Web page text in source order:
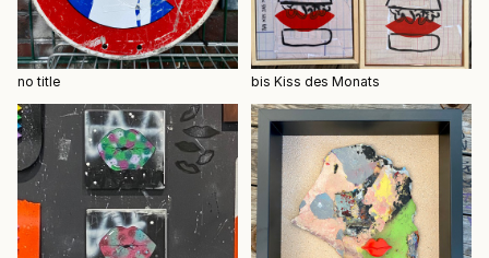
no title bis Kiss des Monats